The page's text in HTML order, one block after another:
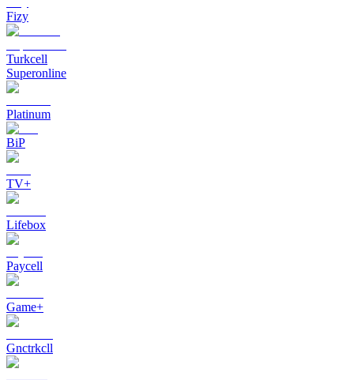
Fizy
Turkcell
Superonline
Platinum
BiP
TV+
Lifebox
Paycell
Game+
Gnctrkcll